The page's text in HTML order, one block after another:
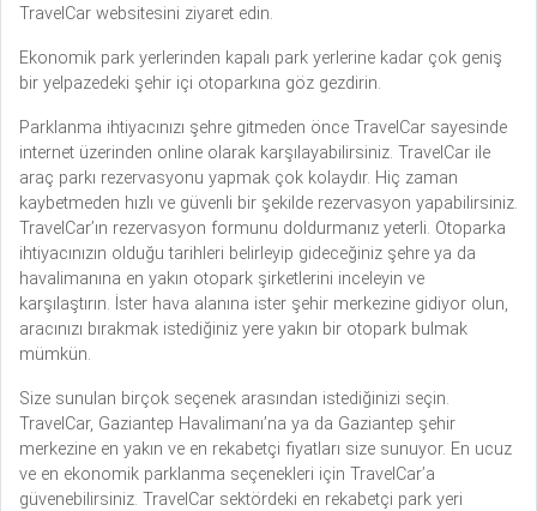
TravelCar websitesini ziyaret edin.
Ekonomik park yerlerinden kapalı park yerlerine kadar çok geniş
bir yelpazedeki şehir içi otoparkına göz gezdirin.
Parklanma ihtiyacınızı şehre gitmeden önce TravelCar sayesinde
internet üzerinden online olarak karşılayabilirsiniz. TravelCar ile
araç parkı rezervasyonu yapmak çok kolaydır. Hiç zaman
kaybetmeden hızlı ve güvenli bir şekilde rezervasyon yapabilirsiniz.
TravelCar’ın rezervasyon formunu doldurmanız yeterli. Otoparka
ihtiyacınızın olduğu tarihleri belirleyip gideceğiniz şehre ya da
havalimanına en yakın otopark şirketlerini inceleyin ve
karşılaştırın. İster hava alanına ister şehir merkezine gidiyor olun,
aracınızı bırakmak istediğiniz yere yakın bir otopark bulmak
mümkün.
Size sunulan birçok seçenek arasından istediğinizi seçin.
TravelCar, Gaziantep Havalimanı’na ya da Gaziantep şehir
merkezine en yakın ve en rekabetçi fiyatları size sunuyor. En ucuz
ve en ekonomik parklanma seçenekleri için TravelCar’a
güvenebilirsiniz. TravelCar sektördeki en rekabetçi park yeri